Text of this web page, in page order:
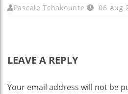
Pascale Tchakounte 06 Aug
LEAVE A REPLY
Your email address will not be